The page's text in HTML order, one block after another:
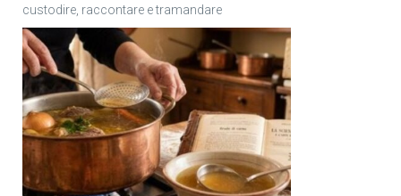
custodire, raccontare e tramandare